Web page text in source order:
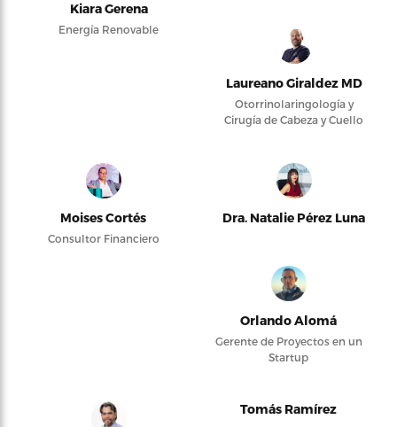
Kiara Gerena
Energía Renovable
Laureano Giraldez MD
Otorrinolaringología y
Cirugía de Cabeza y Cuello
Moises Cortés
Consultor Financiero
Dra. Natalie Pérez Luna
Orlando Alomá
Gerente de Proyectos en un
Startup
Tomás Ramírez